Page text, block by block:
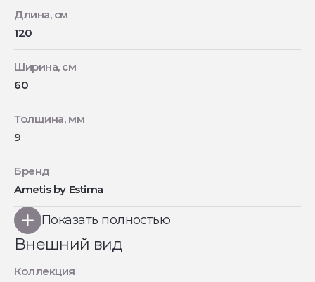
Длина, см
120
Ширина, см
60
Толщина, мм
9
Бренд
Ametis by Estima
Показать полностью
Внешний вид
Коллекция